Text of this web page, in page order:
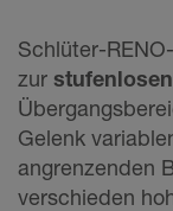
Schlüter-
zur
Gelenk
angrenzenden
verschieden